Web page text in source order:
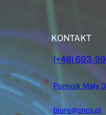
KONTAKT
(+48) 693-
Pomysk Mały
biuro@cncs.pl